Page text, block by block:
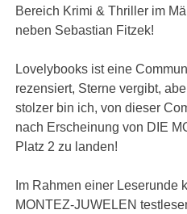
Bereich Krimi & Thriller im
neben Sebastian Fitzek!
Lovelybooks ist eine
rezensiert, Sterne vergibt,
stolzer bin ich, von dieser
nach Erscheinung von DIE
Platz 2 zu landen!
Im Rahmen einer Leserunde
MONTEZ-JUWELEN